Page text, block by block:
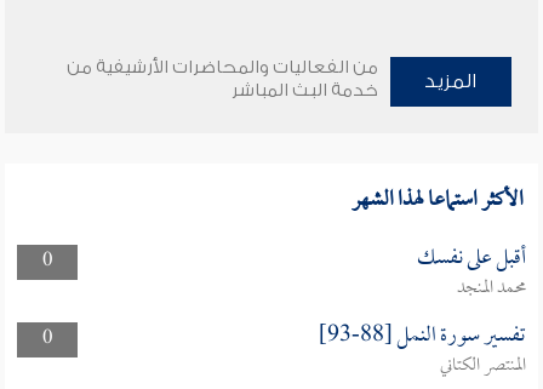
المزيد
من الفعاليات والمحاضرات الأرشيفية من
خدمة البث المباشر
الأكثر استماعا لهذا الشهر
0 أقبل على نفسك
محمد المنجد
0
تفسير سورة النمل [88-93]
المنتصر الكتاني